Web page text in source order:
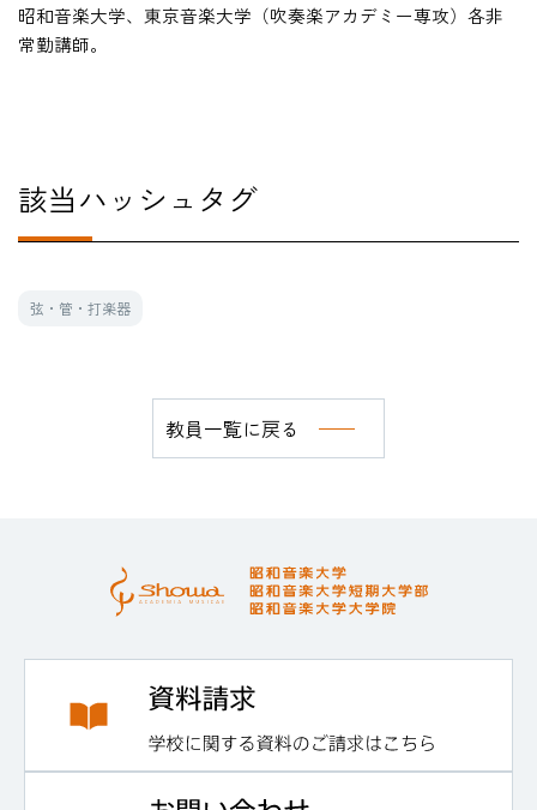
昭和音楽大学、東京音楽大学（吹奏楽アカデミー専攻）各非
常勤講師。
該当ハッシュタグ
弦・管・打楽器
教員一覧に戻る